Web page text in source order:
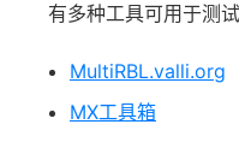
有多种工具可用于测
MultiRBL.valli.org
MX工具箱